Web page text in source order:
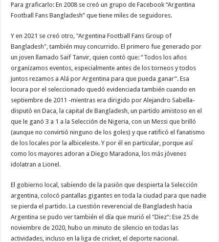
Para graficarlo: En 2008 se creó un grupo de Facebook “Argentina
Football Fans Bangladesh” que tiene miles de seguidores.
Y en 2021 se creó otro, "Argentina Football Fans Group of
Bangladesh", también muy concurrido. El primero fue generado por
un joven llamado Saif Tanvir, quien contó que: “Todos los años
organizamos eventos, especialmente antes de los torneos y todos
juntos rezamos a Alá por Argentina para que pueda ganar”. Esa
locura por el seleccionado quedó evidenciada también cuando en
septiembre de 2011 -mientras era dirigido por Alejandro Sabella-
disputó en Daca, la capital de Bangladesh, un partido amistoso en el
que le ganó 3 a 1 a la Selección de Nigeria, con un Messi que brilló
(aunque no convirtió ninguno de los goles) y que ratificó el fanatismo
de los locales por la albiceleste. Y por él en particular, porque así
como los mayores adoran a Diego Maradona, los más jóvenes
idolatran a Lionel.
El gobierno local, sabiendo de la pasión que despierta la Selección
argentina, colocó pantallas gigantes en toda la ciudad para que nadie
se pierda el partido. La cuestión reverencial de Bangladesh hacia
Argentina se pudo ver también el día que murió el "Diez": Ese 25 de
noviembre de 2020, hubo un minuto de silencio en todas las
actividades, incluso en la liga de cricket, el deporte nacional.